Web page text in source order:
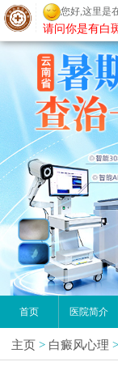
首页 医院简介
主页 > 白癜风心理 >
您好,这里是
请问你是有白